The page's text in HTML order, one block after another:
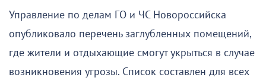
Управление по делам ГО и ЧС Новороссийска
опубликовало перечень заглубленных помещений,
где жители и отдыхающие смогут укрыться в случае
возникновения угрозы. Список составлен для всех